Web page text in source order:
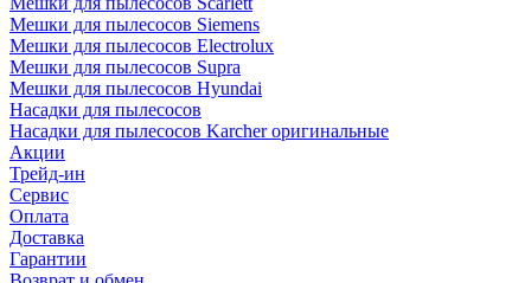
Мешки для пылесосов Siemens
Мешки для пылесосов Electrolux
Мешки для пылесосов Supra
Мешки для пылесосов Hyundai
Насадки для пылесосов
Насадки для пылесосов Karcher оригинальные
Акции
Трейд-ин
Сервис
Оплата
Доставка
Гарантии